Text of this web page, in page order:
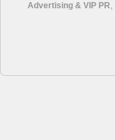
Advertising & VIP PR